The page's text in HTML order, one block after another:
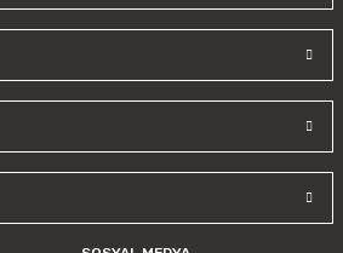
bulunuyor.
alternatifler olmalı.